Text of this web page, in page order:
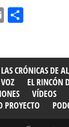
E Sh
LAS CRÓNICAS DE
EL RINCÓN
VÍDEOS
PROYECTO